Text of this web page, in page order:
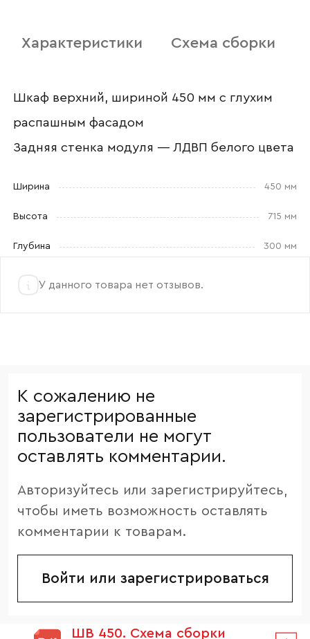
Характеристики Схема сборки
Шкаф верхний, шириной 450 мм с глухим
распашным фасадом
Задняя стенка модуля — ЛДВП белого цвета
Ширина 450 мм
Высота 715 мм
Глубина 300 мм
У данного товара нет отзывов.
К сожалению не
зарегистрированные
пользователи не могут
оставлять комментарии.
Авторизуйтесь или зарегистрируйтесь,
чтобы иметь возможность оставлять
комментарии к товарам.
Войти или зарегистрироваться
ШВ 450. Схема сборки
Отправить